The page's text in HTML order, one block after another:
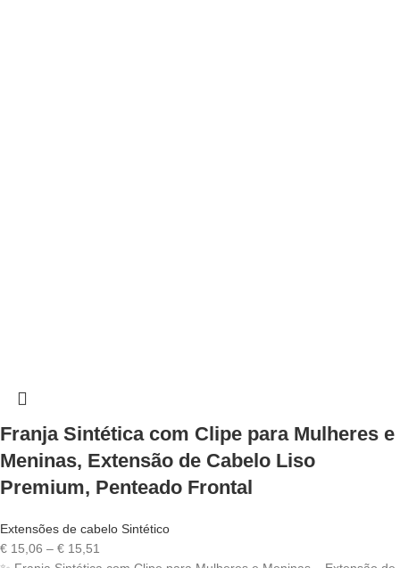
Franja Sintética com Clipe para Mulheres e
Meninas, Extensão de Cabelo Liso
Premium, Penteado Frontal
Extensões de cabelo Sintético
€ 15,06 – € 15,51